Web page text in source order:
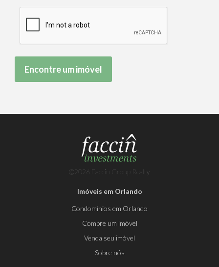
©2026 Faccin Group Realty
Imóveis em Orlando
Condomínios em Orlando
Compre um imóvel
Venda seu imóvel
Sobre nós